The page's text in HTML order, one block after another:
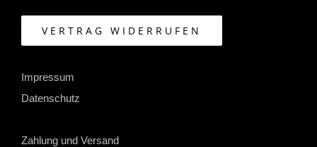
VERTRAG WIDERRUFEN
Impressum
Datenschutz
Zahlung und Versand